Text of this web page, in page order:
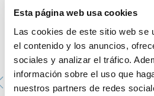
Esta página web usa cookies
Las cookies de este sitio web se
el contenido y los anuncios,
sociales y analizar el tráfico.
información sobre el uso que
nuestros partners de redes